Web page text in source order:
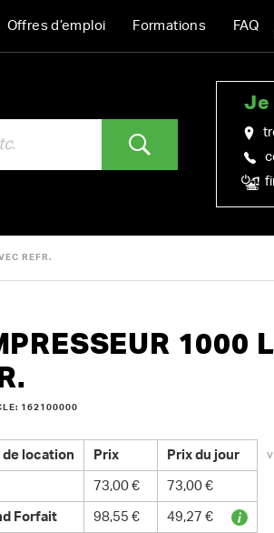
Offres d’emploi Formations FAQ
Je
REFR.
1000
162100000
de location Prix Prix du jour
73,00 € 73,00 €
Forfait 98,55 € 49,27 €